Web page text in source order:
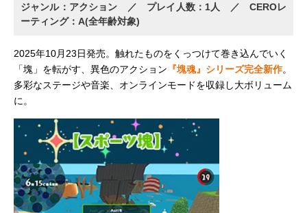
ジャンル：アクション ／ プレイ人数：1人 ／ CEROレ
ーティング：A(全年齢対象)
2025年10月23日発売。触れたものをくっつけて巻き込んでいく
「塊」を転がす、異色のアクション 『塊魂』シリーズ完全新作。
多彩なステージや音楽、オンラインモードを収録し大ボリューム
に。